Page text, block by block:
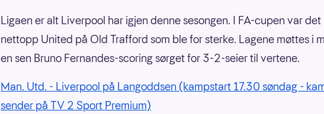
Ligaen er alt Liverpool har igjen denne sesongen. I FA-cupen var det
nettopp United på Old Trafford som ble for sterke. Lagene møttes i
en sen Bruno Fernandes-scoring sørget for 3-2-seier til vertene.
Man. Utd. - Liverpool på Langoddsen (kampstart 17.30 søndag -
sender på TV 2 Sport Premium)